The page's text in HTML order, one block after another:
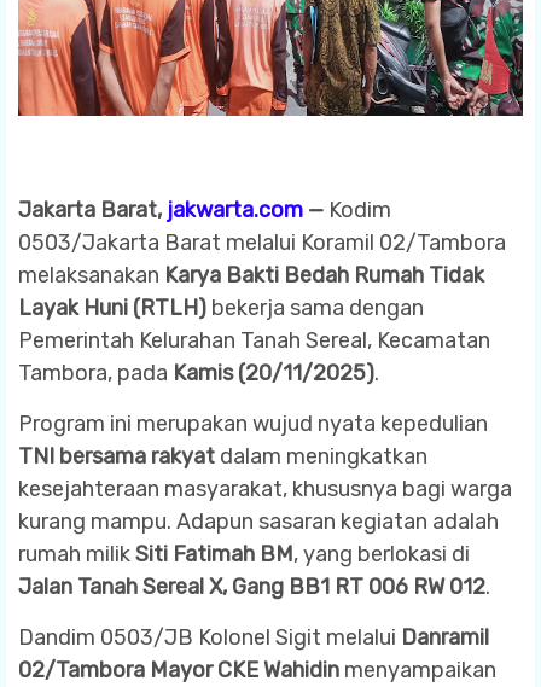
Jakarta Barat, jakwarta.com — Kodim
0503/Jakarta Barat melalui Koramil 02/Tambora
melaksanakan Karya Bakti Bedah Rumah Tidak
Layak Huni (RTLH) bekerja sama dengan
Pemerintah Kelurahan Tanah Sereal, Kecamatan
Tambora, pada Kamis (20/11/2025).
Program ini merupakan wujud nyata kepedulian
TNI bersama rakyat dalam meningkatkan
kesejahteraan masyarakat, khususnya bagi warga
kurang mampu. Adapun sasaran kegiatan adalah
rumah milikSiti Fatimah BM, yang berlokasi di
Jalan Tanah Sereal X, Gang BB1 RT 006 RW 012.
Dandim 0503/JB Kolonel Sigit melalui Danramil
02/Tambora Mayor CKE Wahidin menyampaikan